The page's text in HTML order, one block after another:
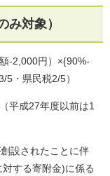
み対象）
-2,000円）×{90%-
5・県民税2/5）
平成27年度以前は1
設されたことに伴
する寄附金)に係る